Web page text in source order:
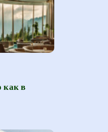
как в